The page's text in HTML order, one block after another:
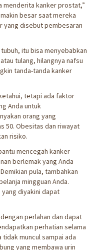
menderita kanker prostat,”
besar saat mereka
yang disebut pembesaran
itu bisa menyebabkan
tulang, hilangnya nafsu
tanda-tanda kanker
tetapi ada faktor
Anda untuk
orang yang
50. Obesitas dan riwayat
risiko.
mencegah kanker
berlemak yang Anda
pula, tambahkan
mingguan Anda.
diyakini dapat
perlahan dan dapat
perhatian selama
muncul sampai ada
yang membawa urin